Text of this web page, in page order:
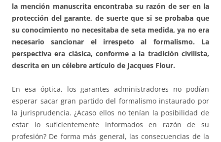
la mención manuscrita encontraba su razón de ser en la
protección del garante, de suerte que si se probaba que
su conocimiento no necesitaba de seta medida, ya no era
necesario sancionar el irrespeto al formalismo. La
perspectiva era clásica, conforme a la tradición civilista,
descrita en un célebre artículo de Jacques Flour.
En esa óptica, los garantes administradores no podían
esperar sacar gran partido del formalismo instaurado por
la jurisprudencia. ¿Acaso ellos no tenían la posibilidad de
estar lo suficientemente informados en razón de su
profesión? De forma más general, las consecuencias de la